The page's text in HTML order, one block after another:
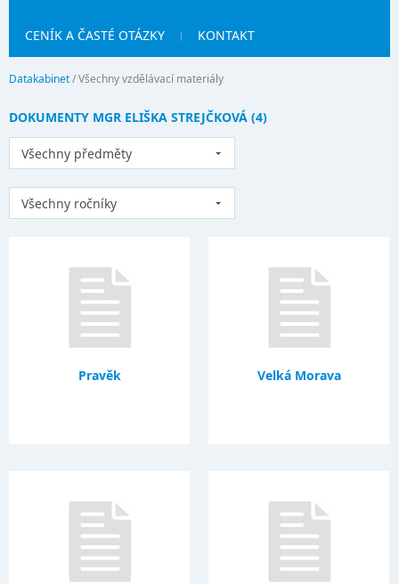
CENÍK A ČASTÉ OTÁZKY KONTAKT
Datakabinet/Všechny vzdělávací materiály
DOKUMENTY MGR ELIŠKA STREJČKOVÁ (4)
Všechny předměty
Všechny ročníky
Pravěk Velká Morava